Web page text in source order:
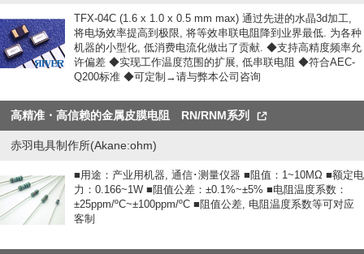
TFX-04C (1.6 x 1.0 x 0.5 mm max) 通过先进的水晶3d加工,
将电场效率提高到极限, 将等效串联电阻降到业界最低. 为各种
机器的小型化, 低消费电流化做出了贡献. ◆支持高精度频率允
许偏差 ◆实现工作温度范围的扩展, 低串联电阻 ◆符合AEC-
Q200标准 ◆可定制→请与弊本公司咨询
高精准・高信赖的金属皮膜电阻 RN/RNM系列
赤羽电具制作所(Akane:ohm)
■用途：产业用机器, 通信･测量仪器 ■阻值：1~10MΩ ■额定电
力：0.166~1W ■阻值公差：±0.1%~±5% ■电阻温度系数：
±25ppm/ºC~±100ppm/ºC ■阻值公差, 电阻温度系数等可对应
客制